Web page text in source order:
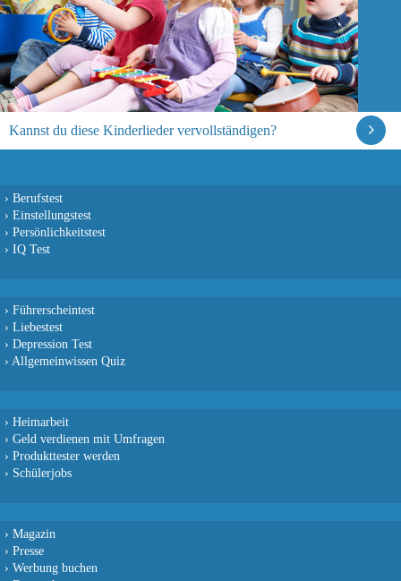
Kannst du diese Kinderlieder vervollständigen?
› Berufstest
› Einstellungstest
› Persönlichkeitstest
› IQ Test
› Führerscheintest
› Liebestest
› Depression Test
› Allgemeinwissen Quiz
› Heimarbeit
› Geld verdienen mit Umfragen
› Produkttester werden
› Schülerjobs
› Magazin
› Presse
› Werbung buchen